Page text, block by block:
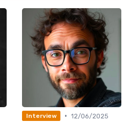
Interview • 12/06/2025